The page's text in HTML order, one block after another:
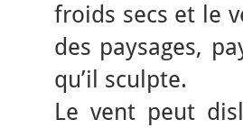
froids secs et le
des paysages,
qu’il sculpte.
Le vent peut